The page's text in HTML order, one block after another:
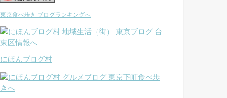
東京食べ歩き ブログランキングへ
にほんブログ村